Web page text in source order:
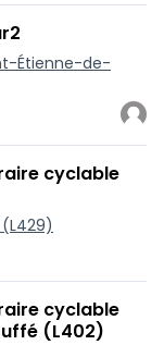
Étienne-de-
cyclable
cyclable
(L402)